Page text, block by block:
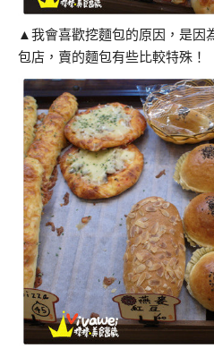
▲我會喜歡挖麵包的原因，是因
包店，賣的麵包有些比較特殊！